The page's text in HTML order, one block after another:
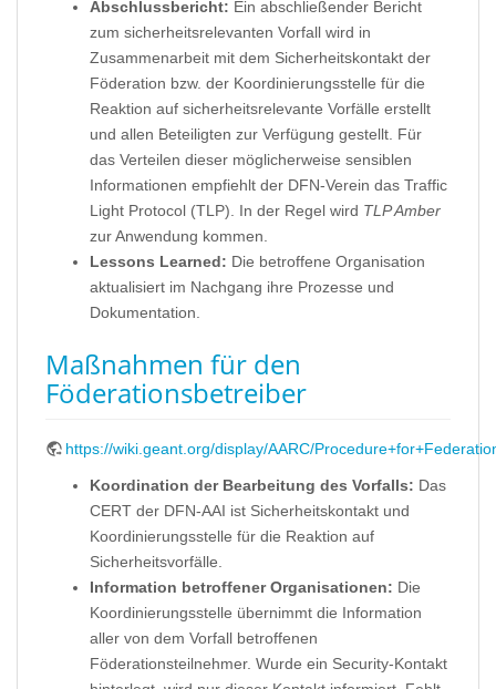
Abschlussbericht: Ein abschließender Bericht
zum sicherheitsrelevanten Vorfall wird in
Zusammenarbeit mit dem Sicherheitskontakt der
Föderation bzw. der Koordinierungsstelle für die
Reaktion auf sicherheitsrelevante Vorfälle erstellt
und allen Beteiligten zur Verfügung gestellt. Für
das Verteilen dieser möglicherweise sensiblen
Informationen empfiehlt der DFN-Verein das Traffic
Light Protocol (TLP). In der Regel wird TLP Amber
zur Anwendung kommen.
Lessons Learned: Die betroffene Organisation
aktualisiert im Nachgang ihre Prozesse und
Dokumentation.
Maßnahmen für den
Föderationsbetreiber
https://wiki.geant.org/display/AARC/
Koordination der Bearbeitung des Vorfalls: Das
CERT der DFN-AAI ist Sicherheitskontakt und
Koordinierungsstelle für die Reaktion auf
Sicherheitsvorfälle.
Information betroffener Organisationen: Die
Koordinierungsstelle übernimmt die Information
aller von dem Vorfall betroffenen
Föderationsteilnehmer. Wurde ein Security-Kontakt